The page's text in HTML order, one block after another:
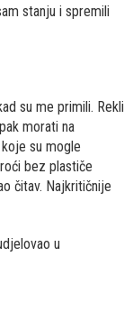
stanju i spremili
su me primili. Rekli
morati na
su mogle
bez plastiče
čitav. Najkritičnije
u